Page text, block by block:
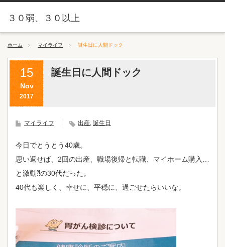
３０弱、３０以上
ホーム マイライフ 誕生日に人間ドック
15
Nov
2017
誕生日に人間ドック
マイライフ 出産, 誕生日
今日でとうとう40歳。
思い返せば、2回の出産、職場復帰と転職、マイホーム購入…
と激動⁈の30代だった。
40代も楽しく、幸せに、平穏に、過ごせたらいいな。